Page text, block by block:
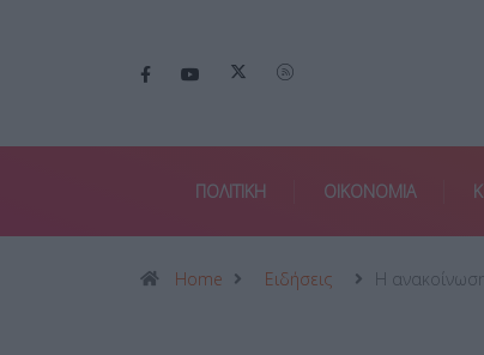
ΠΟΛΙΤΙΚΗ ΟΙΚΟΝΟΜΙΑ
Home Ειδήσεις Η